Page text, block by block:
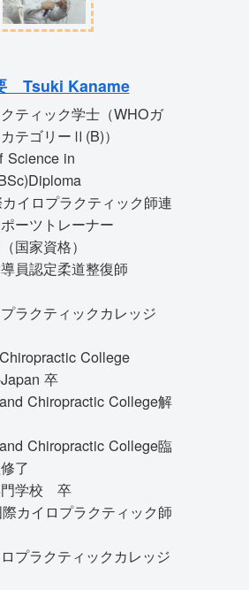
Tsuki Kaname
ティック学士（WHOガ
テゴリーⅡ(B)）
Science in
カイロプラクティック師連
ーツトレーナー
国家資格）
員認定柔道整復師
ラクティックカレッジ
College
卒
Chiropractic College解
Chiropractic College臨
了
門学校 卒
際カイロプラクティック師
プラクティックカレッジ